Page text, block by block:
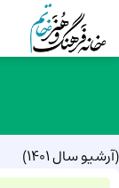
(آرشیو سال 1401)